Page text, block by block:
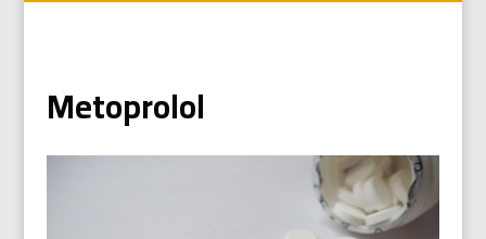
Metoprolol